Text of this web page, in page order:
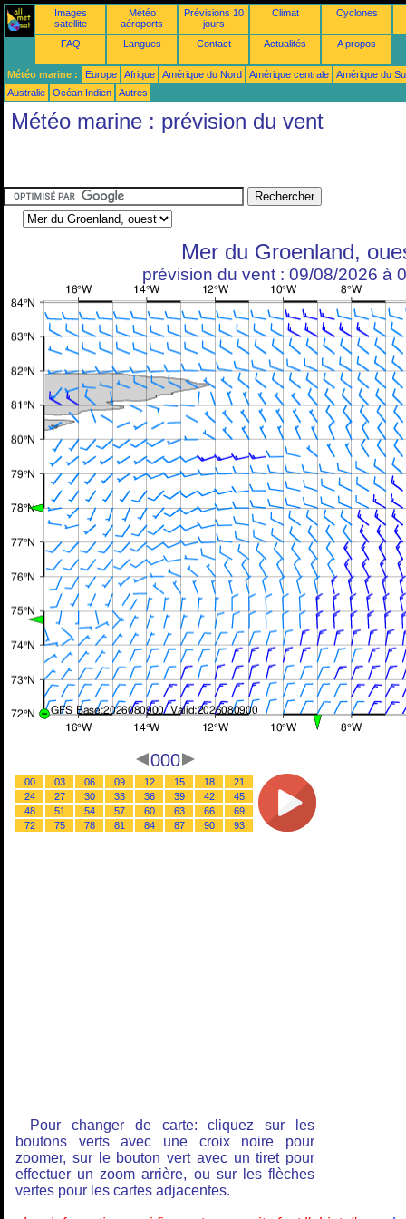
Images
satellite
Météo
aéroports
Prévisions 10
jours
Climat Cyclones
FAQ Langues Contact Actualités A propos
Météo marine : Europe Afrique Amérique du Nord Amérique centrale
Amérique du
Australie
Océan Indien Autres
Météo marine : prévision du vent
Mer du Groenland,
prévision du vent : 09/08/2026 à
000
00 03 06 09 12 15 18
21
24
27 30 33 36 39 42
45
48
51 54 57 60 63 66
69
72
75 78 81 84 87 90 93
Pour changer de carte: cliquez sur les
boutons verts avec une croix noire pour
zoomer, sur le bouton vert avec un tiret pour
effectuer un zoom arrière, ou sur les flèches
vertes pour les cartes adjacentes.